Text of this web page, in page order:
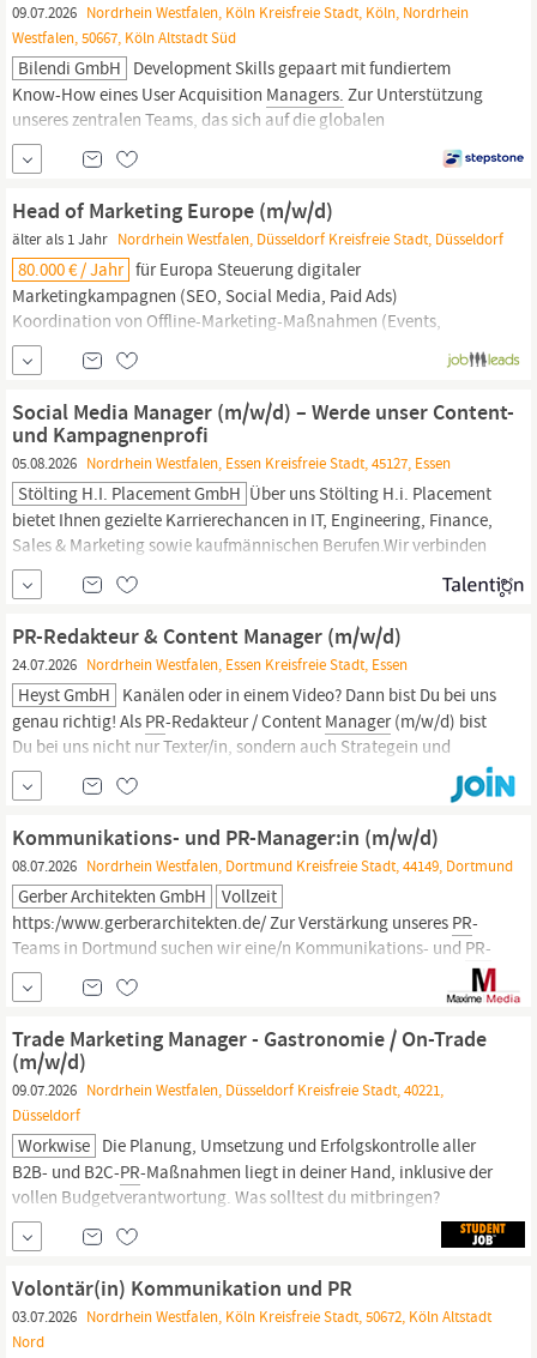
09.07.2026 Nordrhein Westfalen, Köln Kreisfreie Stadt, Köln, Nordrhein
Westfalen, 50667, Köln Altstadt Süd
Bilendi GmbH Development Skills gepaart mit fundiertem
Know-How eines User Acquisition Managers. Zur Unterstützung
unseres zentralen Teams, das sich auf die globalen
Rekrutierungskanäle (Meta, Google, Co-Registrierung usw.)
konzentriert, suchen wir einen Partnership Development & User
für die DACH-Region, um das Wachstum
der...
Head of Marketing Europe (m/w/d)
älter als 1 Jahr Nordrhein Westfalen, Düsseldorf Kreisfreie Stadt, Düsseldorf
80.000 € / Jahr für Europa Steuerung digitaler
Marketingkampagnen (SEO, Social Media, Paid Ads)
Koordination von Offline-Marketing-Maßnahmen (Events,
Messen,
) Entwicklung und Anpassung der Content-Strategie
für lokale Märkte Testen innovativer Marketingmaßnahmen und
Implementierung kreativer Lösungen Erstellung von Berichten
Social Media Manager (m/w/d) – Werde unser Content-
und Kampagnenprofi
05.08.2026 Nordrhein Westfalen, Essen Kreisfreie Stadt, 45127, Essen
Stölting H.i. Placement GmbH Über uns Stölting H.i. Placement
bietet Ihnen gezielte Karrierechancen in IT, Engineering, Finance,
Sales & Marketing sowie kaufmännischen Berufen.Wir verbinden
Sie mit Unternehmen, die Ihre Expertise schätzen – für Ihren
erfolgreichen nächsten Karriereschritt. Wir suchen ab sofort in
PR-Redakteur & Content Manager (m/w/d)
24.07.2026 Nordrhein Westfalen, Essen Kreisfreie Stadt, Essen
Heyst GmbH Kanälen oder in einem Video? Dann bist Du bei uns
genau richtig! Als PR-Redakteur / Content Manager(m/w/d) bist
Du bei uns nicht nur Texter/in, sondern auch Strategein und
Projektmanager/in. Das machst Du bei uns: Du entwickelst und
steuerst die B2B-
Kommunikations- und PR-Manager:in (m/w/d)
08.07.2026 Nordrhein Westfalen, Dortmund Kreisfreie Stadt, 44149, Dortmund
Gerber Architekten GmbH
Vollzeit
https:/www.gerberarchitekten.de/ Zur Verstärkung unseres PR-
Teams in Dortmund suchen wir eine/n Kommunikations- und PR-
Manager
:in (m/w/d) Als renommiertes Architekturbüro mit
Standorten in Dortmund, Hamburg, Berlin, Münster, Düsseldorf,
Riad und Shanghai sind wir auf der Suche nach engagierten
Mitarbeitern, mit denen wir unseren hohen...
Trade Marketing Manager - Gastronomie / On-Trade
(m/w/d)
09.07.2026 Nordrhein Westfalen, Düsseldorf Kreisfreie Stadt, 40221,
Düsseldorf
Workwise Die Planung, Umsetzung und Erfolgskontrolle aller
B2B- und B2C-PR-Maßnahmen liegt in deiner Hand, inklusive der
vollen Budgetverantwortung. Was solltest du mitbringen?
Erfolgreich abgeschlossenes Studium im
(Fach-)Hochschulabschluss, Bereich MarketingBWL oder eine
Marketing –
Volontär(in) Kommunikation und PR
03.07.2026 Nordrhein Westfalen, Köln Kreisfreie Stadt, 50672, Köln Altstadt
Nord